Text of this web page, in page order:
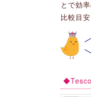
とで効
比較目安